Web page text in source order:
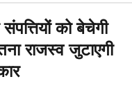
को बेचेगी
राजस्व जुटाएगी